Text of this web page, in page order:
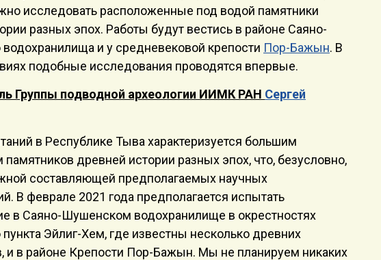
исследовать расположенные под водой памятники
разных эпох. Работы будут вестись в районе Саяно-
и у средневековой крепости Пор-Бажын. В
подобные исследования проводятся впервые.
Группы подводной археологии ИИМК РАН Сергей
в Республике Тыва характеризуется большим
памятников древней истории разных эпох, что, безусловно,
составляющей предполагаемых научных
В феврале 2021 года предполагается испытать
в Саяно-Шушенском водохранилище в окрестностях
пункта Эйлиг-Хем, где известны несколько древних
и в районе Крепости Пор-Бажын. Мы не планируем никаких